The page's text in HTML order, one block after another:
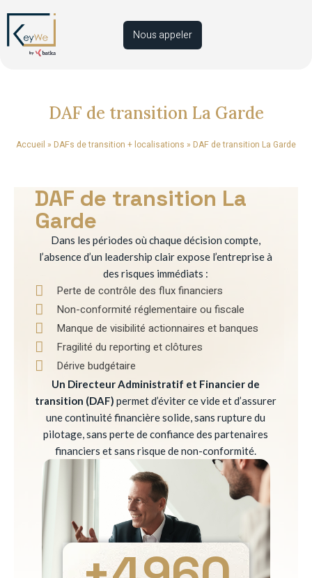
Nous appeler
DAF de transition La Garde
Accueil » DAFs de transition + localisations » DAF de transition La Garde
DAF de transition La
Garde
Dans les périodes où chaque décision compte,
l’absence d’un leadership clair expose l’entreprise à
des risques immédiats :
Perte de contrôle des flux financiers
Non-conformité réglementaire ou fiscale
Manque de visibilité actionnaires et banques
Fragilité du reporting et clôtures
Dérive budgétaire
Un Directeur Administratif et Financier de
transition (DAF) permet d’éviter ce vide et d’assurer
une continuité financière solide, sans rupture du
pilotage, sans perte de confiance des partenaires
financiers et sans risque de non-conformité.